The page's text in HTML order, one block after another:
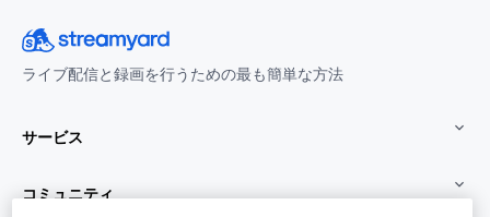
ライブ配信と録画を行うための最も簡単な方法
サービス
コミュニティ